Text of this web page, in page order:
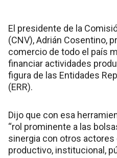
El presidente de la
(CNV), Adrián Cosentino,
comercio de todo el país
financiar actividades
figura de las Entidades
(ERR).
Dijo que con esa
“rol prominente a las
sinergia con otros
productivo, institucional,